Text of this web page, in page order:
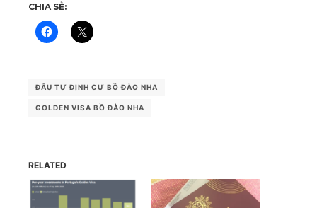
CHIA SẺ:
ĐẦU TƯ ĐỊNH CƯ BỒ ĐÀO NHA
GOLDEN VISA BỒ ĐÀO NHA
RELATED